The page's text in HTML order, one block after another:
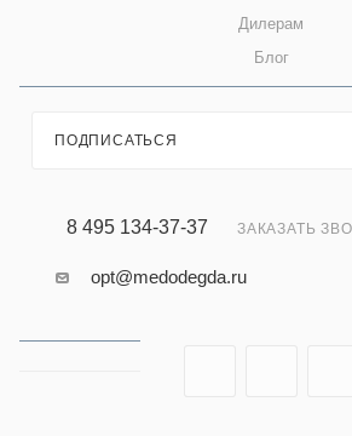
Дилерам
Блог
ПОДПИСАТЬСЯ
8 495 134-37-37 ЗАКАЗАТЬ
opt@medodegda.ru